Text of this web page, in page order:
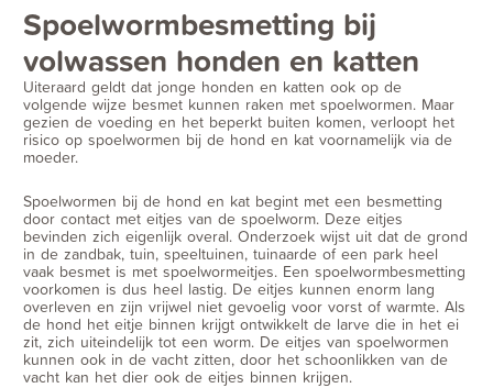
Spoelwormbesmetting bij
volwassen honden en katten
Uiteraard geldt dat jonge honden en katten ook op de
volgende wijze besmet kunnen raken met spoelwormen. Maar
gezien de voeding en het beperkt buiten komen, verloopt het
risico op spoelwormen bij de hond en kat voornamelijk via de
moeder.
Spoelwormen bij de hond en kat begint met een besmetting
door contact met eitjes van de spoelworm. Deze eitjes
bevinden zich eigenlijk overal. Onderzoek wijst uit dat de grond
in de zandbak, tuin, speeltuinen, tuinaarde of een park heel
vaak besmet is met spoelwormeitjes. Een spoelwormbesmetting
voorkomen is dus heel lastig. De eitjes kunnen enorm lang
overleven en zijn vrijwel niet gevoelig voor vorst of warmte. Als
de hond het eitje binnen krijgt ontwikkelt de larve die in het ei
zit, zich uiteindelijk tot een worm. De eitjes van spoelwormen
kunnen ook in de vacht zitten, door het schoonlikken van de
vacht kan het dier ook de eitjes binnen krijgen.